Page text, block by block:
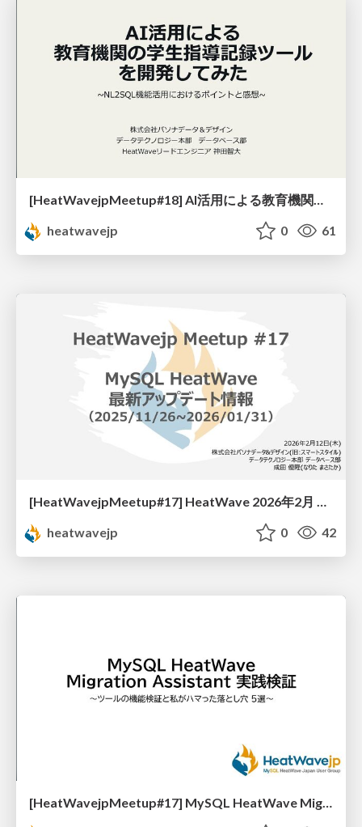
[HeatWavejpMeetup#18] AI活用による教育機関の学生指導記録ツールを開発してみた [神田 智大 氏 (株式会社パソナデータ＆デザイン)]
heatwavejp
0 61
[HeatWavejpMeetup#17] HeatWave 2026年2月 最新アップデート情報 [成田 優隆 氏 (株式会社パソナデータ&デザイン)]
heatwavejp
0 42
[HeatWavejpMeetup#17] MySQL HeatWave Migration Assistant 実践検証 [神田 智大 氏 (株式会社パソナデータ&デザイン)]